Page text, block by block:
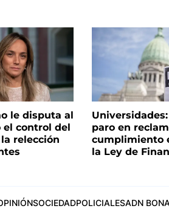
le disputa al
control del
relección
paro en
cumplimiento
la Ley de
SOCIEDADPOLICIALESADN